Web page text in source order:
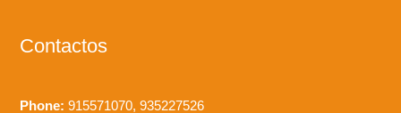
Contactos
Phone: 915571070, 935227526